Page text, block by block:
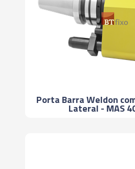
Porta Barra Weldon
Lateral - MAS